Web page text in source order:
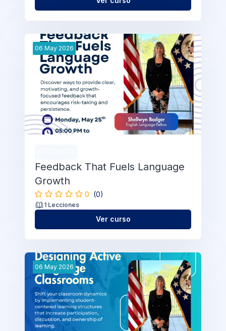
06 May 2026
Feedback That Fuels Language
Growth
0 (0)
1 Lecciones
Ver curso
06 May 2026